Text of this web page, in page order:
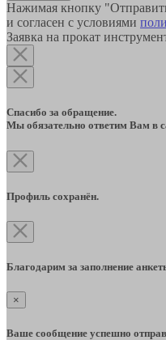
Нажимая кнопку
и согласен с условиями
Заявка на прокат
Спасибо за обращение.
Мы обязательно ответим Вам в
Профиль сохранён.
Благодарим за заполнение
×
Ваше сообщение успешно